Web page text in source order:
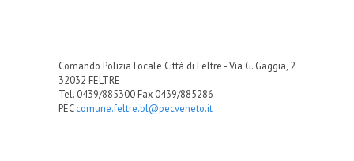
Comando Polizia Locale Città di Feltre - Via G. Gaggia, 2
32032 FELTRE
Tel. 0439/885300 Fax 0439/885286
PECcomune.feltre.bl@pecveneto.it